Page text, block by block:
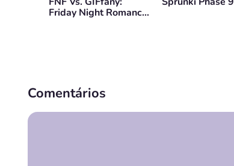
Friday Night Romance
Comentários